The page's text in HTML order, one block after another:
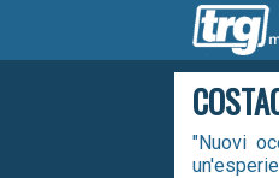
"Nuovi